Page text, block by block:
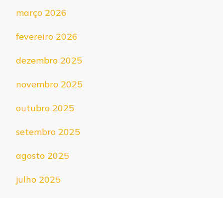
março 2026
fevereiro 2026
dezembro 2025
novembro 2025
outubro 2025
setembro 2025
agosto 2025
julho 2025